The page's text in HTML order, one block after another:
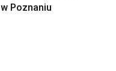
w Poznaniu